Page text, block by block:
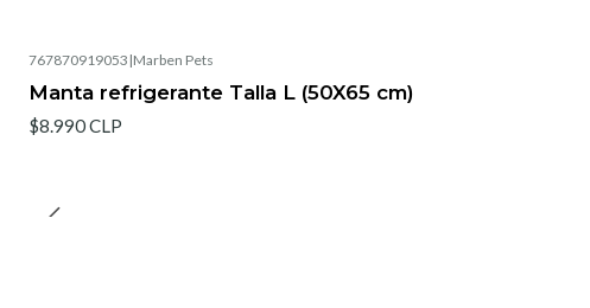
767870919053 |Marben Pets
Manta refrigerante Talla L (50X65 cm)
$8.990 CLP